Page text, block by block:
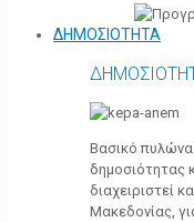
ΔΗΜΟΣΙΟΤΗΤΑ
Βασικό πυλώνα
δημοσιότητας
διαχειριστεί
Μακεδονίας,